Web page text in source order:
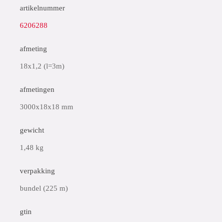
artikelnummer
6206288
afmeting
18x1,2 (l=3m)
afmetingen
3000x18x18 mm
gewicht
1,48 kg
verpakking
bundel (225 m)
gtin